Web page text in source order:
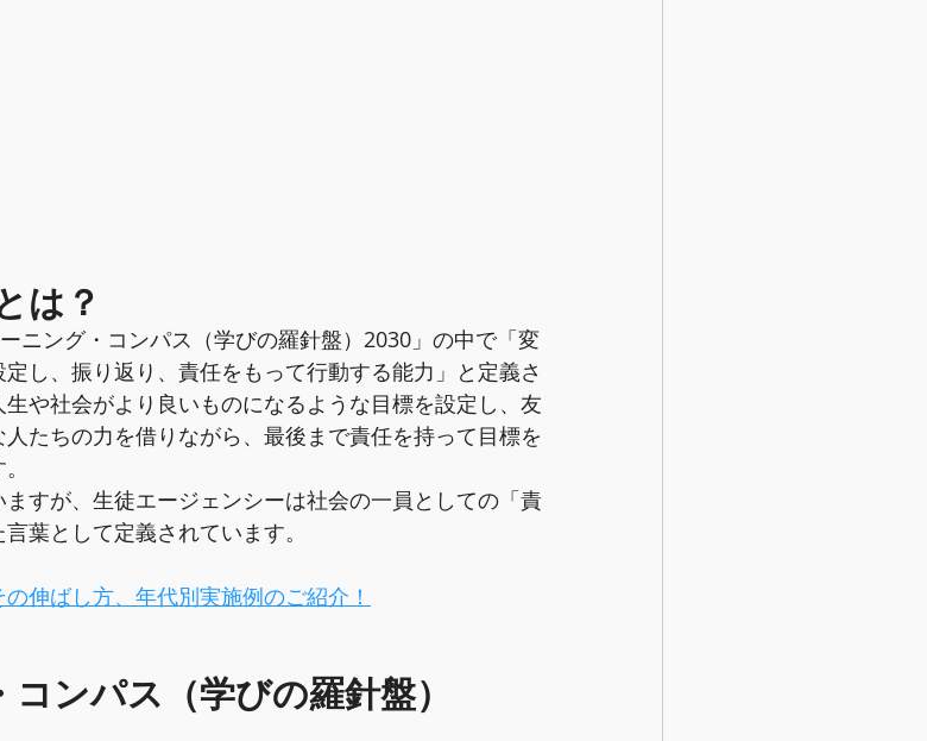
は？
ニング・コンパス（学びの羅針盤）2030」の中で「変
し、振り返り、責任をもって行動する能力」と定義さ
や社会がより良いものになるような目標を設定し、友
たちの力を借りながら、最後まで責任を持って目標を
ますが、生徒エージェンシーは社会の一員としての「責
葉として定義されています。
伸ばし方、年代別実施例のご紹介！
コンパス（学びの羅針盤）